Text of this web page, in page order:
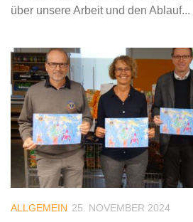
über unsere Arbeit und den Ablauf...
ALLGEMEIN 25. NOVEMBER 2024